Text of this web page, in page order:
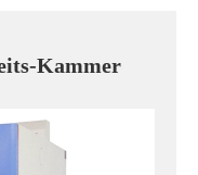
Kammer